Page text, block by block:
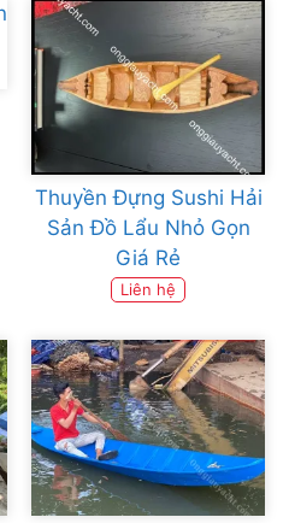
Thuyền Đựng Sushi Hải
Sản Đồ Lẩu Nhỏ Gọn
Giá Rẻ
Liên hệ